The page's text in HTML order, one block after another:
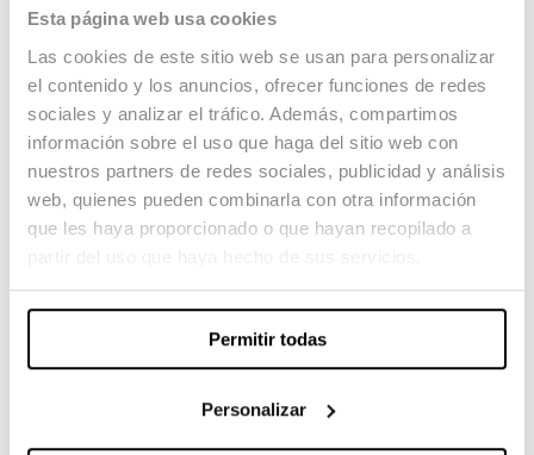
Esta página web usa cookies
Las cookies de este sitio web se usan para personalizar
el contenido y los anuncios, ofrecer funciones de redes
sociales y analizar el tráfico. Además, compartimos
información sobre el uso que haga del sitio web con
nuestros partners de redes sociales, publicidad y análisis
web, quienes pueden combinarla con otra información
que les haya proporcionado o que hayan recopilado a
Permitir todas
Personalizar
Como ya anticipamos hace unos días,
Bayona,graduado, es miembro del jurado de la
Sección Oficial del Festival de Cannes, que se
celebra del 14 al 25 de mayo en la ciudad
francesa.
El jurado está presidido porGreta Gerwig,
aclamada actriz y directora de películas como
‘Frances Ha’, ‘Mujercitas’, o la reciente ‘Barbie’.
Además, el talento ESCAC
estará presente en
las secciones de industria del festival.
, la sección de industria del Festival de
Cannes.
market screeningscon talento